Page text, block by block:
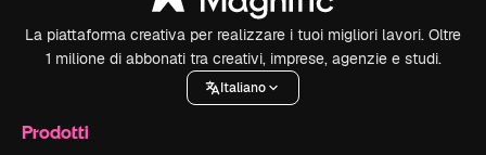
La piattaforma creativa per realizzare i tuoi migliori lavori. Oltre
1 milione di abbonati tra creativi, imprese, agenzie e studi.
Italiano
Prodotti